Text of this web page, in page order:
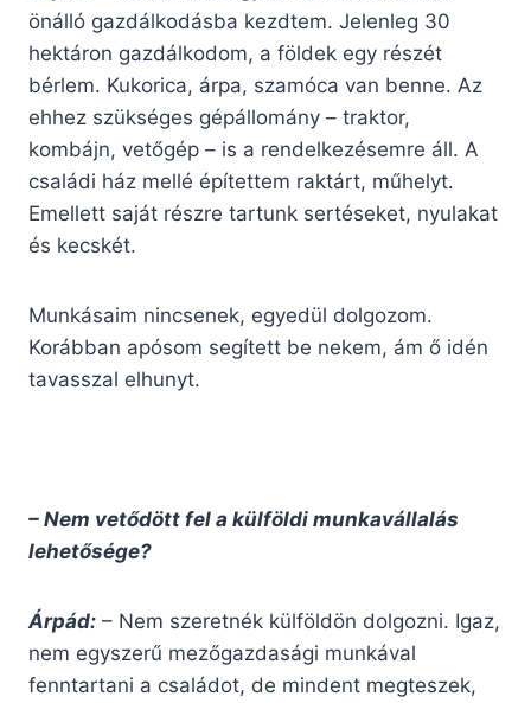
önálló gazdálkodásba kezdtem. Jelenleg 30
hektáron gazdálkodom, a földek egy részét
bérlem. Kukorica, árpa, szamóca van benne. Az
ehhez szükséges gépállomány – traktor,
kombájn, vetőgép – is a rendelkezésemre áll. A
családi ház mellé építettem raktárt, műhelyt.
Emellett saját részre tartunk sertéseket, nyulakat
és kecskét.
Munkásaim nincsenek, egyedül dolgozom.
Korábban apósom segített be nekem, ám ő idén
tavasszal elhunyt.
– Nem vetődött fel a külföldi munkavállalás
lehetősége?
Árpád: – Nem szeretnék külföldön dolgozni. Igaz,
nem egyszerű mezőgazdasági munkával
fenntartani a családot, de mindent megteszek,